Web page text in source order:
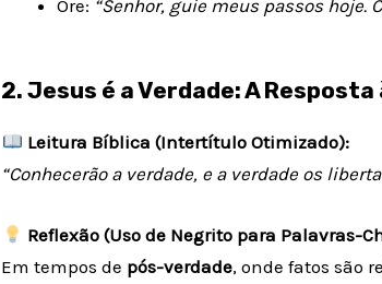
Ore: “Senhor, guie meus passos hoje.
2. Jesus é a Verdade: A
Leitura Bíblica (Intertítulo Otimizado):
“Conhecerão a verdade, e a verdade os
Reflexão (Uso de Negrito para Palavras-
Em tempos de pós-verdade, onde fatos são